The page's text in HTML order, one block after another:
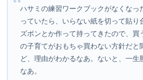
ハサミの練習ワークブックがなくなっ
っていたら、いらない紙を切って貼り
ズボンとか作って持ってきたので、買
の子育てがおもちゃ買わない方針だと
ど、理由がわかるなあ。ないと、一生
なあ。